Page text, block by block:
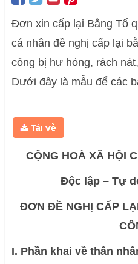
Đơn xin cấp lại Bằng Tổ
cá nhân đề nghị cấp lại
công bị hư hỏng, rách
Dưới đây là mẫu để các
CỘNG HOÀ XÃ HỘI
Độc lập – Tự
ĐƠN ĐỀ NGHỊ CẤP
I. Phần khai về thân